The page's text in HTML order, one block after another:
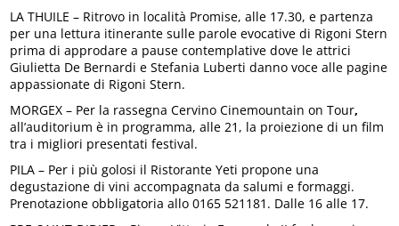
LA THUILE – Ritrovo in località Promise, alle 17.30, e partenza
per una lettura itinerante sulle parole evocative di Rigoni Stern
prima di approdare a pause contemplative dove le attrici
Giulietta De Bernardi e Stefania Luberti danno voce alle pagine
appassionate di Rigoni Stern.
MORGEX – Per la rassegna Cervino Cinemountain on Tour,
all’auditorium è in programma, alle 21, la proiezione di un film
tra i migliori presentati festival.
PILA – Per i più golosi il Ristorante Yeti propone una
degustazione di vini accompagnata da salumi e formaggi.
Prenotazione obbligatoria allo 0165 521181. Dalle 16 alle 17.